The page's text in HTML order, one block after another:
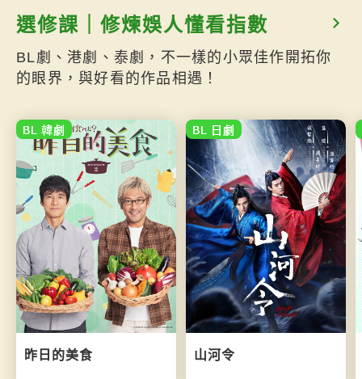
選修課｜修煉娛人懂看指數
BL劇、港劇、泰劇，不一樣的小眾佳作開拓你
的眼界，與好看的作品相遇！
BL 韓劇
昨日的美食
BL 日劇
山河令